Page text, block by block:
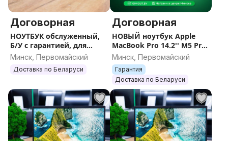
Договорная
НОУТБУК обслуженный,
Б/У с гарантией, для
работы, учёбы, офиса
Минск, Первомайский
Доставка по Беларуси
Договорная
НОВЫЙ ноутбук Apple
MacBook Pro 14.2'' M5 Pro/
M5 Pro Max 2026 /
(запечатан) / Гарантия
Минск, Первомайский
Гарантия
Доставка по Беларуси